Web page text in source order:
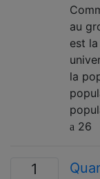
au
est
la
26
1